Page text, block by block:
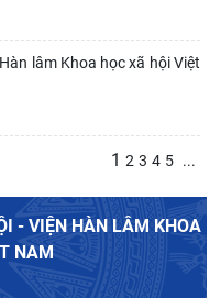
lâm Khoa học xã hội Việt
1 2 3 4 5 ...
- VIỆN HÀN LÂM KHOA
NAM